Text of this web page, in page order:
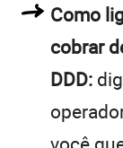
Como
cobrar
DDD: